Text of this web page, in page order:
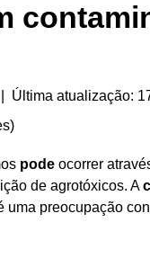
| Última atualização:
)
pode ocorrer
de agrotóxicos. A
uma preocupação